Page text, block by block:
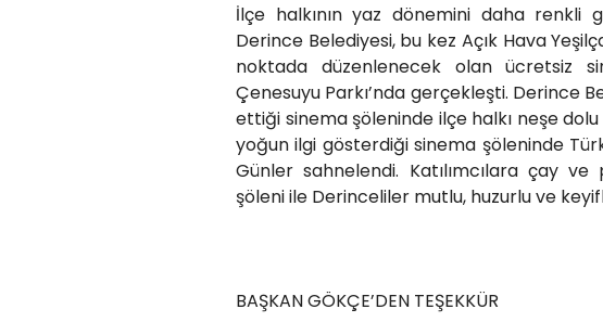
İlçe halkının yaz dönemini daha renkli
Derince Belediyesi, bu kez Açık Hava
noktada düzenlenecek olan ücretsiz
Çenesuyu Parkı’nda gerçekleşti. Derince
ettiği sinema şöleninde ilçe halkı neşe
yoğun ilgi gösterdiği sinema şöleninde
Günler sahnelendi. Katılımcılara çay ve
şöleni ile Derinceliler mutlu, huzurlu ve
BAŞKAN GÖKÇE’DEN TEŞEKKÜR